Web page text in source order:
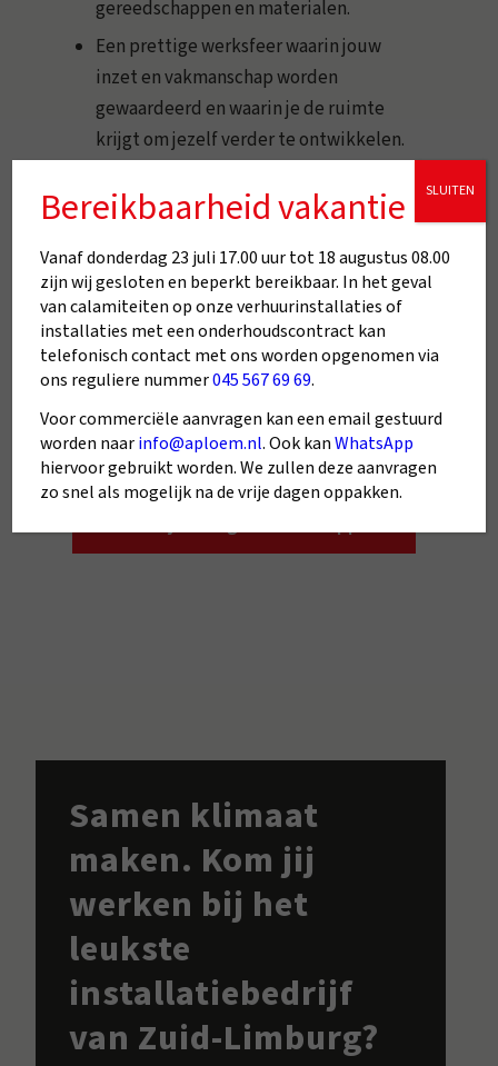
gereedschappen en materialen.
Een prettige werksfeer waarin jouw
inzet en vakmanschap worden
gewaardeerd en waarin je de ruimte
krijgt om jezelf verder te ontwikkelen.
Interesse? Ben jij de servicegerichte
vakman die wij zoeken? Solliciteer dan
direct en word onderdeel van ons team bij
A.Ploem. Stuur je cv en motivatiebrief
naar ons en wie weet verwelkomen wij jou
binnenkort als nieuwe collega!
Direct solliciteren
Stel je vraag via WhatsApp
Samen klimaat
maken. Kom jij
werken bij het
leukste
installatiebedrijf
van Zuid-Limburg?
Bereikbaarheid vakantie
Vanaf donderdag 23 juli 17.00 uur tot 18 augustus 08.00
zijn wij gesloten en beperkt bereikbaar. In het geval
van calamiteiten op onze verhuurinstallaties of
installaties met een onderhoudscontract kan
telefonisch contact met ons worden opgenomen via
ons reguliere nummer045 567 69 69.
Voor commerciële aanvragen kan een email gestuurd
worden naarinfo@aploem.nl. Ook kanWhatsApp
hiervoor gebruikt worden. We zullen deze aanvragen
zo snel als mogelijk na de vrije dagen oppakken.
SLUITEN